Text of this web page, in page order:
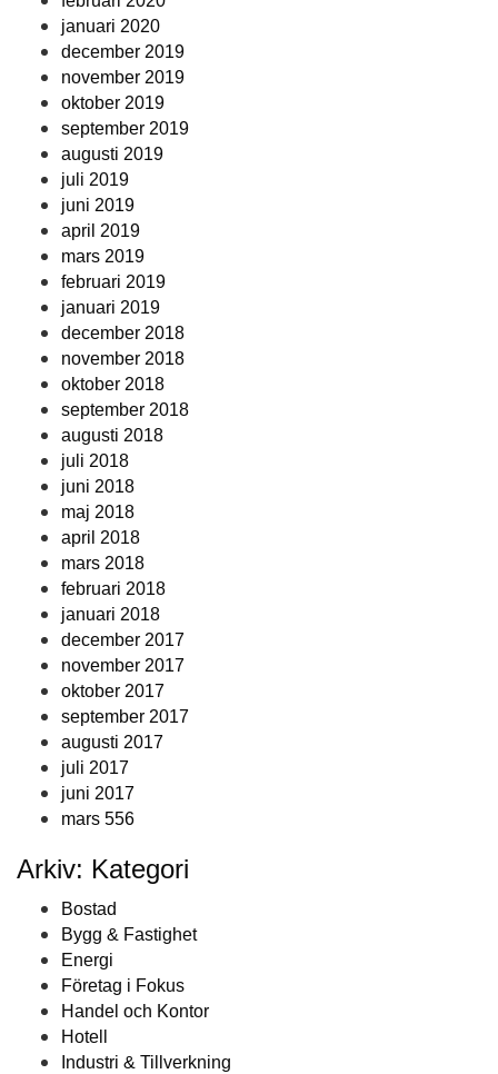
januari 2020
december 2019
november 2019
oktober 2019
september 2019
augusti 2019
juli 2019
juni 2019
april 2019
mars 2019
februari 2019
januari 2019
december 2018
november 2018
oktober 2018
september 2018
augusti 2018
juli 2018
juni 2018
maj 2018
april 2018
mars 2018
februari 2018
januari 2018
december 2017
november 2017
oktober 2017
september 2017
augusti 2017
juli 2017
juni 2017
mars 556
Arkiv: Kategori
Bostad
Bygg & Fastighet
Energi
Företag i Fokus
Handel och Kontor
Hotell
Industri & Tillverkning